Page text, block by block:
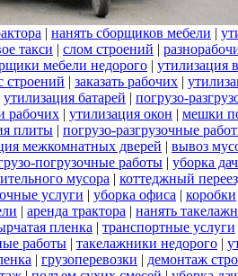
| нанять сборщиков мебели |
такси | слом строений |
мебели недорого | утилизация
строений | заказать рабочих |
утилизация батарей | погрузо-
рабочих | утилизация окон | мешки
плиты | погрузо-разгрузочные
межкомнатных дверей | вывоз
погрузочные работы | уборка
мусора | коттеджный
услуги | уборка офиса | коробки
| аренда трактора | нанять
пленка | транспортные услуги
работы | такелажники недорого |
| грузоперевозки | демонтаж